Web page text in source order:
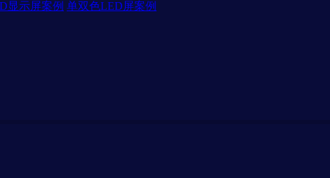
显示屏案例 单双色LED屏案例